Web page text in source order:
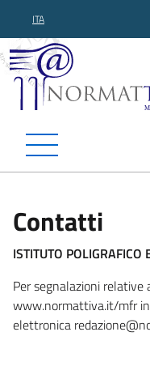
ITA
Contatti
ISTITUTO POLIGRAFICO
Per segnalazioni
www.normattiva.it/mfr
elettronica redazi